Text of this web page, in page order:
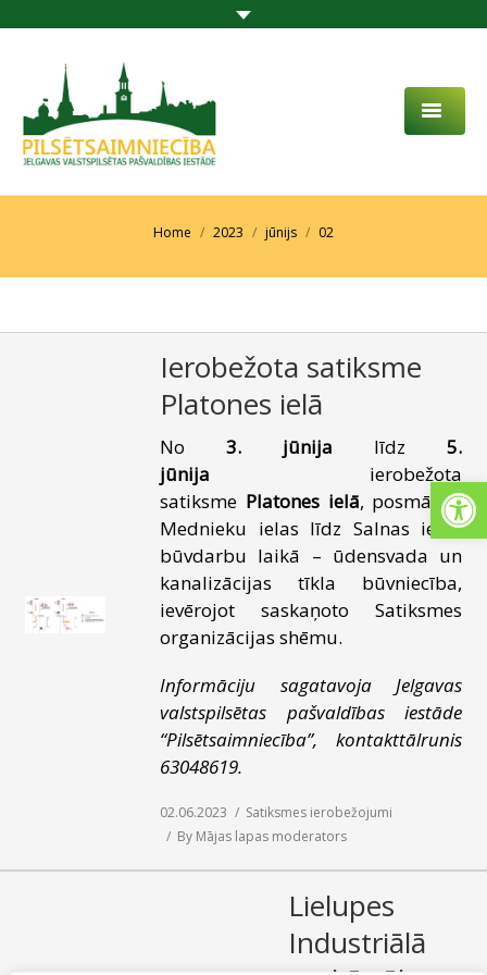
PAR MUMS
PAKALPOJUMI
SABIEDRĪBAS LĪDZDALĪBA
KONTAKTI
SAZIŅA
Home 2023 jūnijs 02
Ierobežota satiksme
Platones ielā
No 3. jūnija līdz 5.
jūnija ierobežota
satiksme Platones ielā, posmā no
Mednieku ielas līdz Salnas ielai,
būvdarbu laikā – ūdensvada un
kanalizācijas tīkla būvniecība,
ievērojot saskaņoto Satiksmes
organizācijas shēmu.
Informāciju sagatavoja Jelgavas
valstspilsētas pašvaldības iestāde
“Pilsētsaimniecība”, kontakttālrunis
63048619.
02.06.2023
Satiksmes ierobežojumi
By Mājas lapas moderators
Lielupes
Industriālā